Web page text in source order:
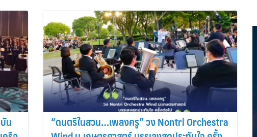
น
“ดนตรีในสวน…เพลงครู” วง Nontri Orchestra